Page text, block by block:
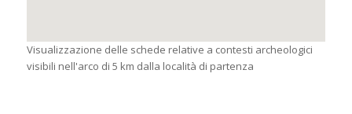
Visualizzazione delle schede relative a contesti archeologici
visibili nell'arco di 5 km dalla località di partenza